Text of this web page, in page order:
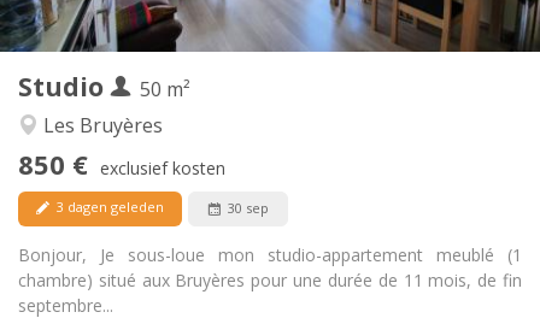
Studio
50 m²
Les Bruyères
850 € exclusief kosten
3 dagen geleden 30 sep
Bonjour, Je sous-loue mon studio-appartement meublé (1
chambre) situé aux Bruyères pour une durée de 11 mois, de fin
septembre...
Oppervlakte:
50 m
Private kamers:
4